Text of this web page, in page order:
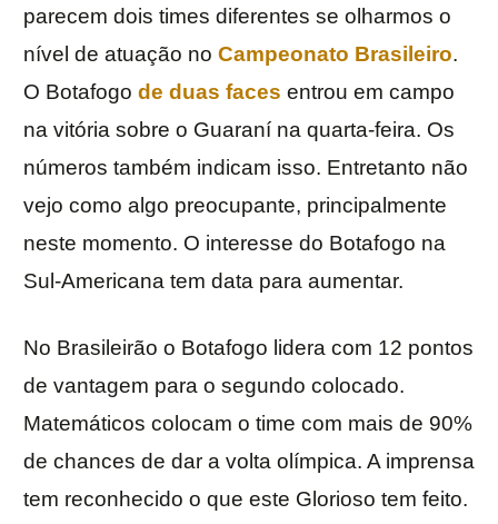
parecem dois times diferentes se olharmos o
nível de atuação no Campeonato Brasileiro.
O Botafogo de duas faces entrou em campo
na vitória sobre o Guaraní na quarta-feira. Os
números também indicam isso. Entretanto não
vejo como algo preocupante, principalmente
neste momento. O interesse do Botafogo na
Sul-Americana tem data para aumentar.
No Brasileirão o Botafogo lidera com 12 pontos
de vantagem para o segundo colocado.
Matemáticos colocam o time com mais de 90%
de chances de dar a volta olímpica. A imprensa
tem reconhecido o que este Glorioso tem feito.